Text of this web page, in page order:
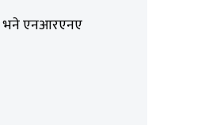
भने एनआरएनए